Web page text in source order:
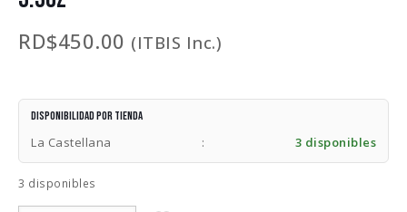
RD$450.00 (ITBIS Inc.)
Disponibilidad por tienda
La Castellana : 3 disponibles
3 disponibles